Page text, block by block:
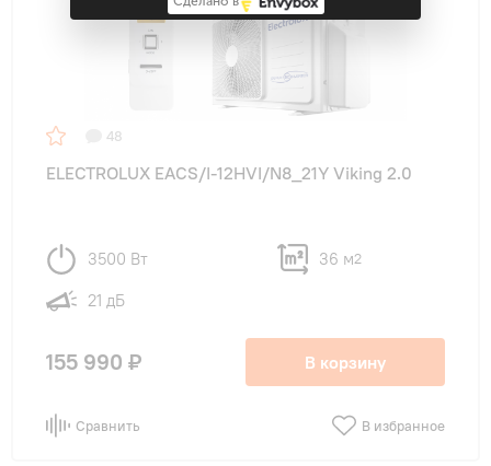
48
ELECTROLUX EACS/I-12HVI/N8_21Y Viking 2.0
3500 Вт 36 м2
21 дБ
155 990 ₽ В корзину
Сравнить В избранное